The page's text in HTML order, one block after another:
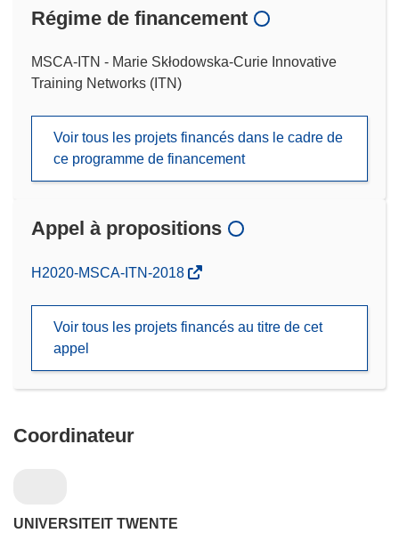
Régime de financement
MSCA-ITN - Marie Skłodowska-Curie Innovative
Training Networks (ITN)
Voir tous les projets financés dans le cadre de
ce programme de financement
Appel à propositions
(s’ouvre
nouvelle
fenêtre)
H2020-MSCA-ITN-2018
Voir tous les projets financés au titre de cet
appel
Coordinateur
UNIVERSITEIT TWENTE